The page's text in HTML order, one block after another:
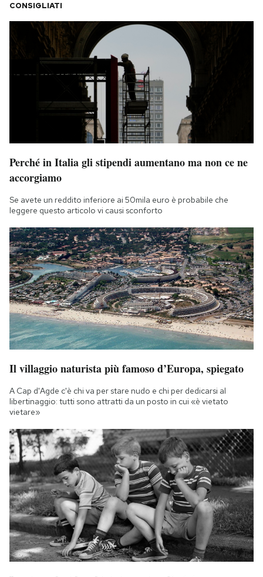
CONSIGLIATI
Perché in Italia gli stipendi aumentano ma non ce ne
accorgiamo
Se avete un reddito inferiore ai 50mila euro è probabile che
leggere questo articolo vi causi sconforto
Il villaggio naturista più famoso d’Europa, spiegato
A Cap d'Agde c'è chi va per stare nudo e chi per dedicarsi al
libertinaggio: tutti sono attratti da un posto in cui «è vietato
vietare»